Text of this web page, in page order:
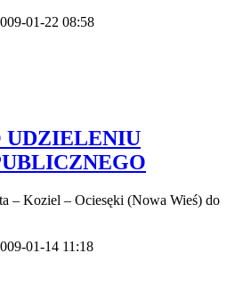
01-22 08:58
UDZIELENIU
– Koziel – Ociesęki (Nowa Wieś) do
01-14 11:18